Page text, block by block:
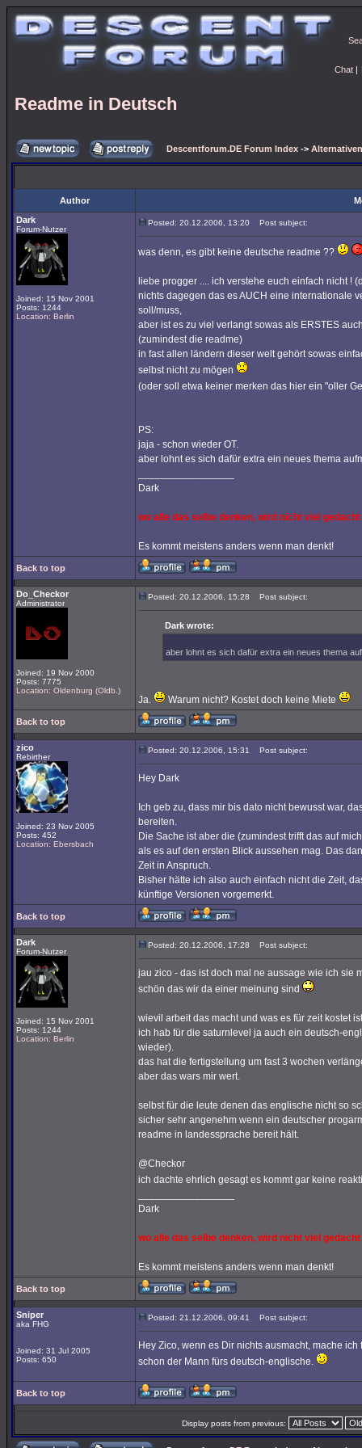
Chat |
Readme in Deutsch
Descentforum.DE Forum Index ->
Author
Dark
Forum-Nutzer
Joined: 15 Nov 2001
Posts: 1244
Location: Berlin
Posted: 20.12.2006, 13:20 Post subject:
was denn, es gibt keine deutsche readme ??
liebe progger .... ich verstehe euch einfach nicht !
nichts dagegen das es AUCH eine internationale
soll/muss,
aber ist es zu viel verlangt sowas als ERSTES
(zumindest die readme)
in fast allen ländern dieser welt gehört sowas
selbst nicht zu mögen
(oder soll etwa keiner merken das hier ein "oller
PS:
jaja - schon wieder OT.
aber lohnt es sich dafür extra ein neues thema
Dark
wo alle das selbe denken, wird nicht viel gedacht
Es kommt meistens anders wenn man denkt!
Back to top
Do_Checkor
Administrator
Joined: 19 Nov 2000
Posts: 7775
Location: Oldenburg (Oldb.)
Posted: 20.12.2006, 15:28 Post subject:
Dark wrote:
aber lohnt es sich dafür extra ein neues thema
Ja. Warum nicht? Kostet doch keine Miete
Back to top
zico
Rebirther
Joined: 23 Nov 2005
Posts: 452
Location: Ebersbach
Posted: 20.12.2006, 15:31 Post subject:
Hey Dark
Ich geb zu, dass mir bis dato nicht bewusst war,
bereiten.
Die Sache ist aber die (zumindest trifft das auf
als es auf den ersten Blick aussehen mag. Das
Zeit in Anspruch.
Bisher hätte ich also auch einfach nicht die Zeit,
künftige Versionen vorgemerkt.
Back to top
Dark
Forum-Nutzer
Joined: 15 Nov 2001
Posts: 1244
Location: Berlin
Posted: 20.12.2006, 17:28 Post subject:
jau zico - das ist doch mal ne aussage wie ich sie
schön das wir da einer meinung sind
wievil arbeit das macht und was es für zeit kostet
ich hab für die saturnlevel ja auch ein deutsch-
wieder).
das hat die fertigstellung um fast 3 wochen
aber das wars mir wert.
selbst für die leute denen das englische nicht so
sicher sehr angenehm wenn ein deutscher
readme in landessprache bereit hält.
@Checkor
ich dachte ehrlich gesagt es kommt gar keine
Dark
wo alle das selbe denken, wird nicht viel gedacht
Es kommt meistens anders wenn man denkt!
Back to top
Sniper
aka FHG
Joined: 31 Jul 2005
Posts: 650
Posted: 21.12.2006, 09:41 Post subject:
Hey Zico, wenn es Dir nichts ausmacht, mache
schon der Mann fürs deutsch-englische.
Back to top
Display posts from previous: